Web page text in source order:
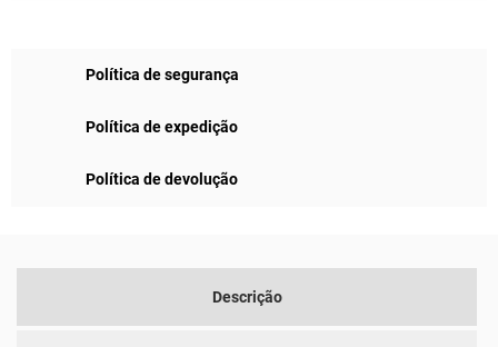
Política de segurança
Política de expedição
Política de devolução
Descrição